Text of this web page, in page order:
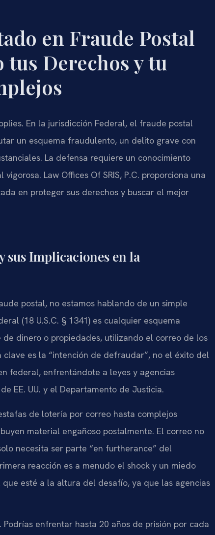
en Fraude Postal
Derechos y tu
En la jurisdicción Federal, el fraude postal
un esquema fraudulento, un delito grave con
La defensa requiere un conocimiento
Law Offices Of SRIS, P.C. proporciona una
en proteger sus derechos y buscar el mejor
sus Implicaciones en la
postal, no estamos hablando de un simple
(18 U.S.C. § 1341) es cualquier esquema
dinero o propiedades, utilizando el correo de los
es la “intención de defraudar”, no el éxito del
federal, enfrentándote a leyes y agencias
EE. UU. y el Departamento de Justicia.
de lotería por correo hasta complejos
material engañoso postalmente. El correo no
necesita ser parte “en furtherance” del
reacción es a menudo el shock y un miedo
esté a la altura del desafío, ya que las agencias
enfrentar hasta 20 años de prisión por cada